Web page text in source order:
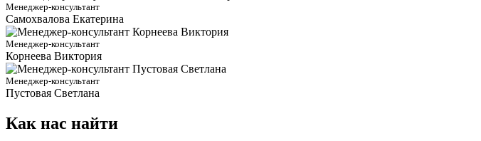
Менеджер-консультант
Самохвалова Екатерина
Менеджер-консультант
Корнеева Виктория
Менеджер-консультант
Пустовая Светлана
Как нас найти